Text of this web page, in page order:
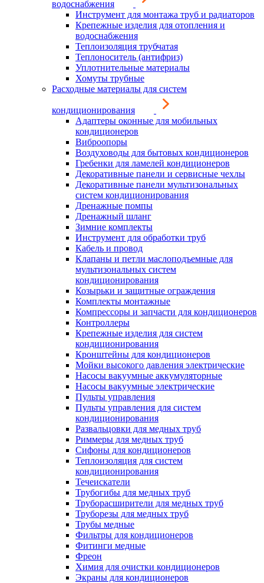
водоснабжения
Инструмент для монтажа труб и радиаторов
Крепежные изделия для отопления и
водоснабжения
Теплоизоляция трубчатая
Теплоноситель (антифриз)
Уплотнительные материалы
Хомуты трубные
Расходные материалы для систем
кондиционирования
Адаптеры оконные для мобильных
кондиционеров
Виброопоры
Воздуховоды для бытовых кондиционеров
Гребенки для ламелей кондиционеров
Декоративные панели и сервисные чехлы
Декоративные панели мультизональных
систем кондиционирования
Дренажные помпы
Дренажный шланг
Зимние комплекты
Инструмент для обработки труб
Кабель и провод
Клапаны и петли маслоподъемные для
мультизональных систем
кондиционирования
Козырьки и защитные ограждения
Комплекты монтажные
Компрессоры и запчасти для кондиционеров
Контроллеры
Крепежные изделия для систем
кондиционирования
Кронштейны для кондиционеров
Мойки высокого давления электрические
Насосы вакуумные аккумуляторные
Насосы вакуумные электрические
Пульты управления
Пульты управления для систем
кондиционирования
Развальцовки для медных труб
Риммеры для медных труб
Сифоны для кондиционеров
Теплоизоляция для систем
кондиционирования
Течеискатели
Трубогибы для медных труб
Труборасширители для медных труб
Труборезы для медных труб
Трубы медные
Фильтры для кондиционеров
Фитинги медные
Фреон
Химия для очистки кондиционеров
Экраны для кондиционеров